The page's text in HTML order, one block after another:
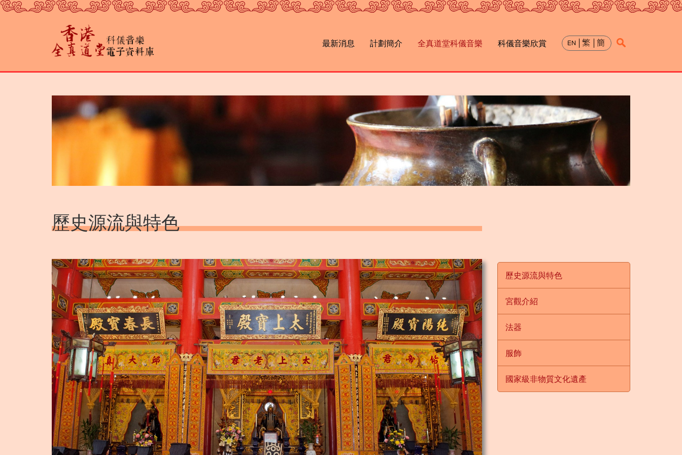
移
最新消息 計劃簡介 全真道堂科儀音樂 科儀音樂欣賞
歷史源流與特色
歷史源流與特色
宮觀介紹
法器
服飾
國家級非物質文化遺產